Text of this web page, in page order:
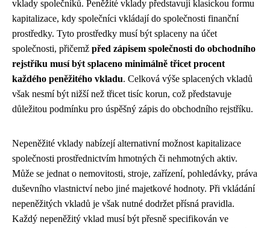
vklady společníků. Peněžité vklady představují klasickou formu
kapitalizace, kdy společníci vkládají do společnosti finanční
prostředky. Tyto prostředky musí být splaceny na účet
společnosti, přičemž před zápisem společnosti do obchodního
rejstříku musí být splaceno minimálně třicet procent
každého peněžitého vkladu. Celková výše splacených vkladů
však nesmí být nižší než třicet tisíc korun, což představuje
důležitou podmínku pro úspěšný zápis do obchodního rejstříku.
Nepeněžité vklady nabízejí alternativní možnost kapitalizace
společnosti prostřednictvím hmotných či nehmotných aktiv.
Může se jednat o nemovitosti, stroje, zařízení, pohledávky, práva
duševního vlastnictví nebo jiné majetkové hodnoty. Při vkládání
nepeněžitých vkladů je však nutné dodržet přísná pravidla.
Každý nepeněžitý vklad musí být přesně specifikován ve